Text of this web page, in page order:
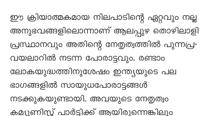
ഈ ക്രിയാത്മകമായ നിലപാടിന്റെ ഏറ്റവും നല്ല
അനുഭവങ്ങളിലൊന്നാണ് ആലപ്പുഴ തൊഴിലാളി
പ്രസ്ഥാനവും അതിന്റെ നേതൃത്വത്തിൽ പുന്നപ്ര-
വയലാറിൽ നടന്ന പോരാട്ടവും. രണ്ടാം
ലോകയുദ്ധത്തിനുശേഷം ഇന്ത്യയുടെ പല
ഭാഗങ്ങളിൽ സായുധപോരാട്ടങ്ങൾ
നടക്കുകയുണ്ടായി. അവയുടെ നേതൃത്വം